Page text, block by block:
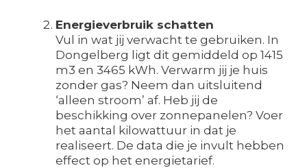
Energieverbruik schatten
Vul in wat jij verwacht te gebruiken. In
Dongelberg ligt dit gemiddeld op 1415
m3 en 3465 kWh. Verwarm jij je huis
zonder gas? Neem dan uitsluitend
‘alleen stroom’ af. Heb jij de
beschikking over zonnepanelen? Voer
het aantal kilowattuur in dat je
realiseert. De data die je invult hebben
effect op het energietarief.